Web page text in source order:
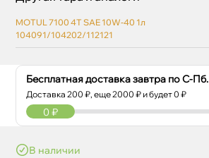
Бесплатная доставка завтра по С-Пб.
Доставка200 ₽, еще2000 ₽ и будет 0 ₽
0 ₽
наличии
MOTUL 7100 4T SAE 10W-40 1л
104091/104202/112121